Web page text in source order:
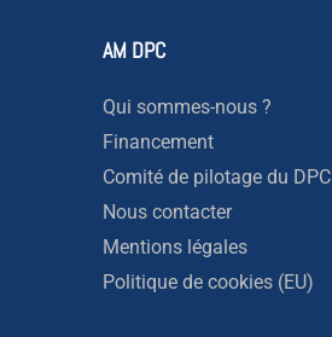
AM DPC
Qui sommes-nous ?
Financement
Comité de pilotage du DPC
Nous contacter
Mentions légales
Politique de cookies (EU)